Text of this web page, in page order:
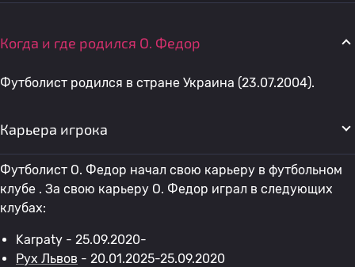
Когда и где родился O. Федор
Футболист родился в стране Украина (23.07.2004).
Карьера игрока
Футболист O. Федор начал свою карьеру в футбольном
клубе . За свою карьеру O. Федор играл в следующих
клубах:
Karpaty - 25.09.2020-
Рух Львов - 20.01.2025-25.09.2020